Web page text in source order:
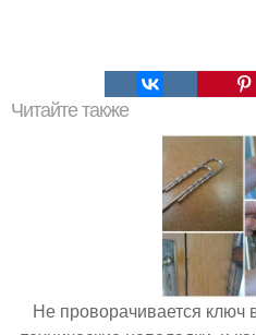
Читайте также
Не проворачивается